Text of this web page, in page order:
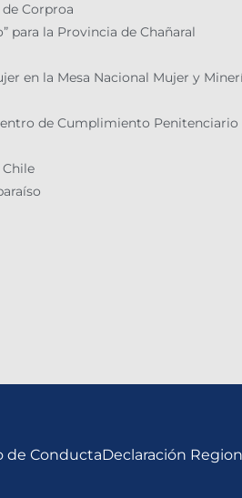
Corproa
para la Provincia de Chañaral
en la Mesa Nacional Mujer y
de Cumplimiento Penitenciario
de ConductaDeclaración